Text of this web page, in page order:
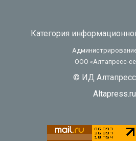
Категория
ООО «Алтапресс-
© ИД
Altapress.ru